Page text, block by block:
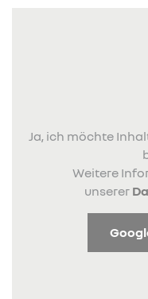
Ja, ich möchte
Weitere
unserer